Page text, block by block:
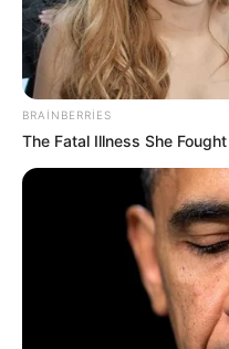
22:49 / 06 Avqust 2026
göstərdiyi
Prezident İlham
BRAINBERRIES
The Fatal Illness She